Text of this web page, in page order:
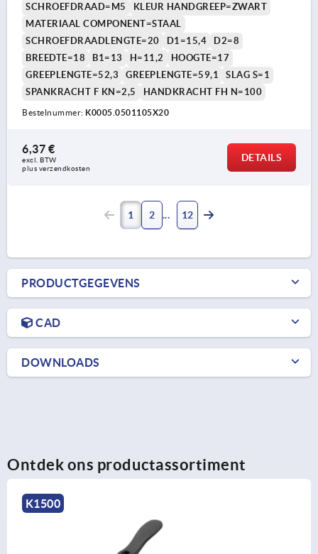
SCHROEFDRAAD=M5
KLEUR HANDGREEP=ZWART
MATERIAAL COMPONENT=STAAL
SCHROEFDRAADLENGTE=20
D1=15,4
D2=8
BREEDTE=18
B1=13 H=11,2
HOOGTE=17
GREEPLENGTE=52,3
GREEPLENGTE=59,1
SLAG S=1
SPANKRACHT F KN=2,5
HANDKRACHT FH N=100
Bestelnummer: K0005.0501105X20
6,37 €
excl. BTW
plus verzendkosten
DETAILS
1 2 12
PRODUCTGEGEVENS
CAD
DOWNLOADS
Ontdek ons productassortiment